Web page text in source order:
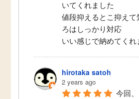
いてくれました
値段抑えるとこ抑えて
ろはしっかり対応
いい感じで納めてくれ
hirotaka satoh
2 years ago
今回